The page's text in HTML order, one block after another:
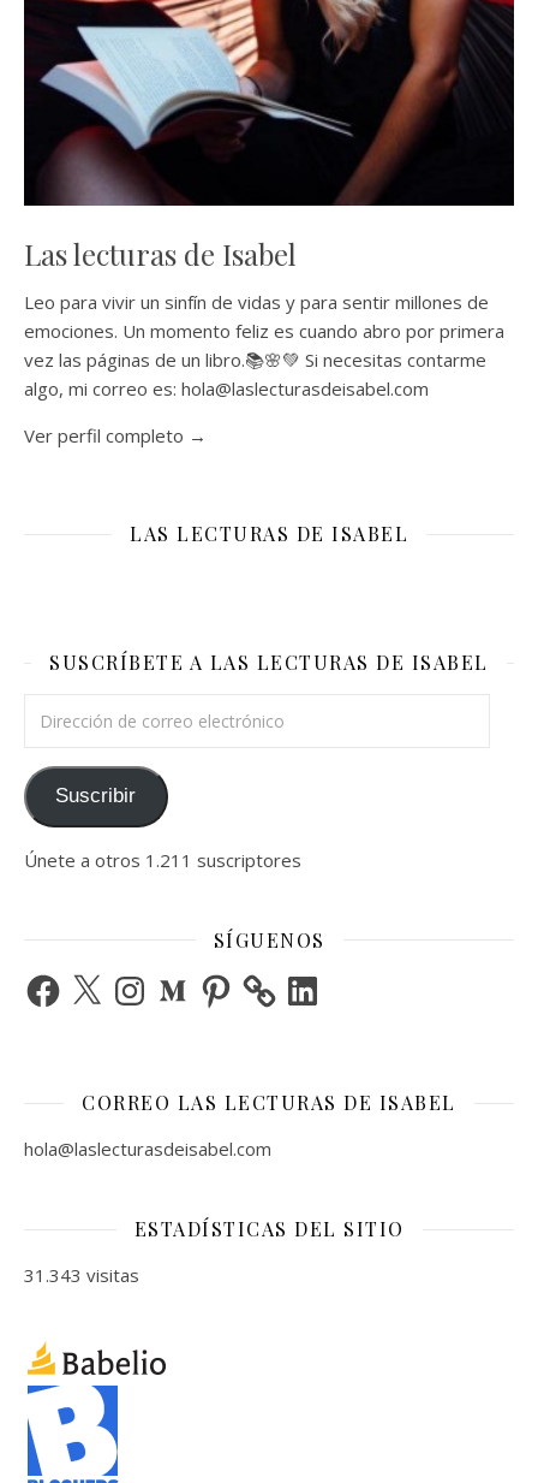
Las lecturas de Isabel
Leo para vivir un sinfín de vidas y para sentir millones de
emociones. Un momento feliz es cuando abro por primera
vez las páginas de un libro.📚🌸💚 Si necesitas contarme
algo, mi correo es: hola@laslecturasdeisabel.com
Ver perfil completo →
LAS LECTURAS DE ISABEL
SUSCRÍBETE A LAS LECTURAS DE ISABEL
Suscribir
Únete a otros 1.211 suscriptores
SÍGUENOS
Facebook
X InstagramMediumPinterest LinkedIn
CORREO LAS LECTURAS DE ISABEL
hola@laslecturasdeisabel.com
ESTADÍSTICAS DEL SITIO
31.343 visitas